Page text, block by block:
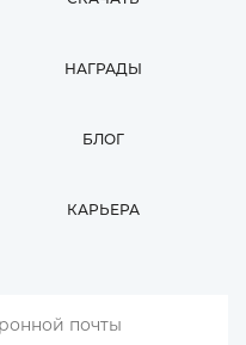
НАГРАДЫ
БЛОГ
КАРЬЕРА